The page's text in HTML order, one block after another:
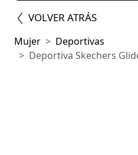
VOLVER ATRÁS
Mujer
Deportivas
Deportiva Skechers